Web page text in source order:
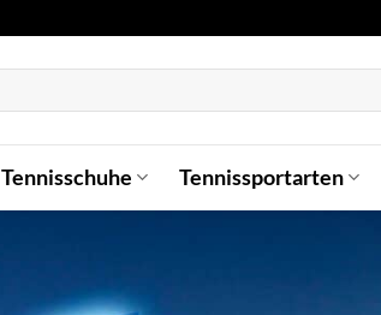
Tennisschuhe Tennissportarten